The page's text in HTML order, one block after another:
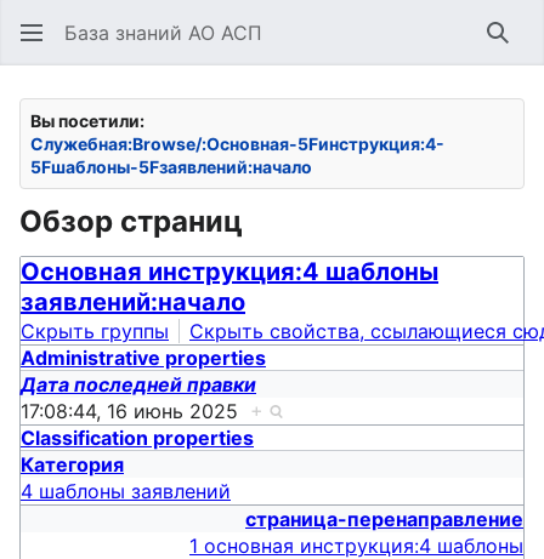
База знаний АО АСП
Вы посетили:
Служебная:Browse/:Основная-5Fинструкция:4-
5Fшаблоны-5Fзаявлений:начало
Обзор страниц
Основная инструкция:4 шаблоны
заявлений:начало
Скрыть группы
Скрыть свойства, ссылающиеся
Administrative properties
Дата последней правки
17:08:44, 16 июнь 2025 +
Classification properties
Категория
4 шаблоны заявлений
страница-перенаправление
1 основная инструкция:4 шаблоны